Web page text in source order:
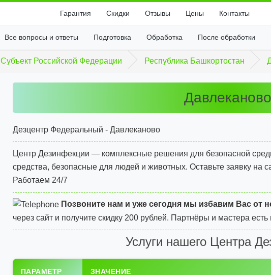
Гарантия Скидки Отзывы Цены Контакты
Все вопросы и ответы Подготовка Обработка После обработки
Субъект Российской Федерации Республика Башкортостан
Давлеканово
Дезцентр Федеральный - Давлеканово
Центр Дезинфекции — комплексные решения для безопасной
средства, безопасные для людей и животных. Оставьте заявку на
Работаем 24/7
Позвоните нам и уже сегодня мы избавим Вас от
через сайт и получите скидку 200 рублей. Партнёры и мастера есть
Услуги нашего Центра
ПАРАМЕТР ЗНАЧЕНИЕ